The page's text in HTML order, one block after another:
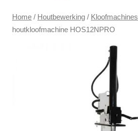
Home / Houtbewerking / Kloofmachines
houtkloofmachine HOS12NPRO